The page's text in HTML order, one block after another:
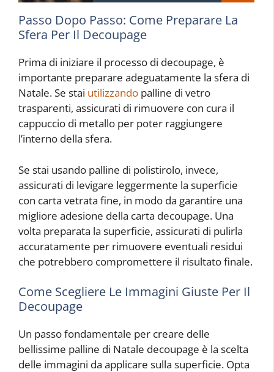
Passo Dopo Passo: Come Preparare La
Sfera Per Il Decoupage
Prima di iniziare il processo di decoupage, è
importante preparare adeguatamente la sfera di
Natale. Se stai utilizzando palline di vetro
trasparenti, assicurati di rimuovere con cura il
cappuccio di metallo per poter raggiungere
l’interno della sfera.
Se stai usando palline di polistirolo, invece,
assicurati di levigare leggermente la superficie
con carta vetrata fine, in modo da garantire una
migliore adesione della carta decoupage. Una
volta preparata la superficie, assicurati di pulirla
accuratamente per rimuovere eventuali residui
che potrebbero compromettere il risultato finale.
Come Scegliere Le Immagini Giuste Per Il
Decoupage
Un passo fondamentale per creare delle
bellissime palline di Natale decoupage è la scelta
delle immagini da applicare sulla superficie. Opta